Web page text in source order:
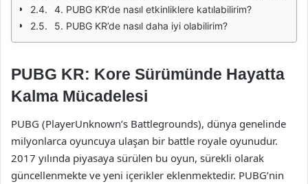
4. PUBG KR’de nasıl etkinliklere katılabilirim?
5. PUBG KR’de nasıl daha iyi olabilirim?
PUBG KR: Kore Sürümünde Hayatta
Kalma Mücadelesi
PUBG (PlayerUnknown’s Battlegrounds), dünya genelinde
milyonlarca oyuncuya ulaşan bir battle royale oyunudur.
2017 yılında piyasaya sürülen bu oyun, sürekli olarak
güncellenmekte ve yeni içerikler eklenmektedir. PUBG’nin